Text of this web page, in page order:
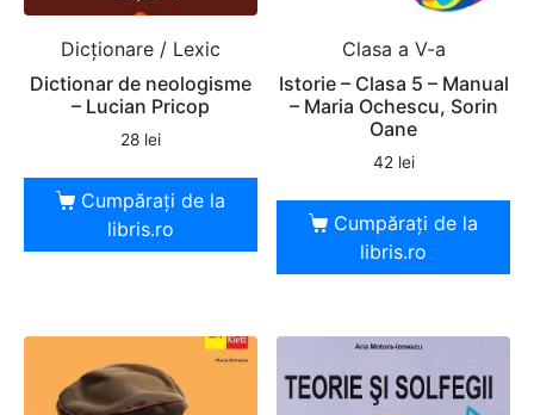
Dicţionare / Lexic
Dictionar de neologisme
– Lucian Pricop
28 lei
Cumpărați de la
libris.ro
Clasa a V-a
Istorie – Clasa 5 – Manual
– Maria Ochescu, Sorin
Oane
42 lei
Cumpărați de la
libris.ro